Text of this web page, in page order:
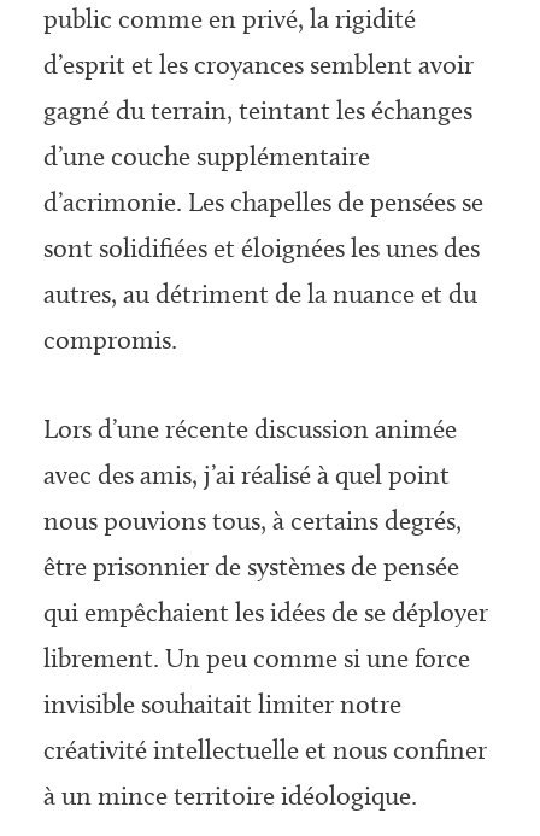
public comme en privé, la rigidité
d’esprit et les croyances semblent avoir
gagné du terrain, teintant les échanges
d’une couche supplémentaire
d’acrimonie. Les chapelles de pensées se
sont solidifiées et éloignées les unes des
autres, au détriment de la nuance et du
compromis.
Lors d’une récente discussion animée
avec des amis, j’ai réalisé à quel point
nous pouvions tous, à certains degrés,
être prisonnier de systèmes de pensée
qui empêchaient les idées de se déployer
librement. Un peu comme si une force
invisible souhaitait limiter notre
créativité intellectuelle et nous confiner
à un mince territoire idéologique.